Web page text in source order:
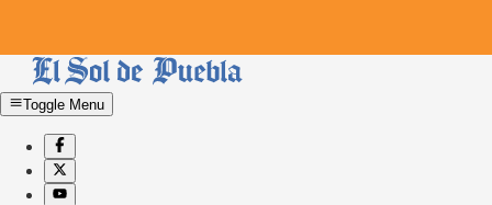
Toggle Menu